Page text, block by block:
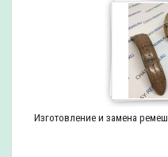
Изготовление и замена